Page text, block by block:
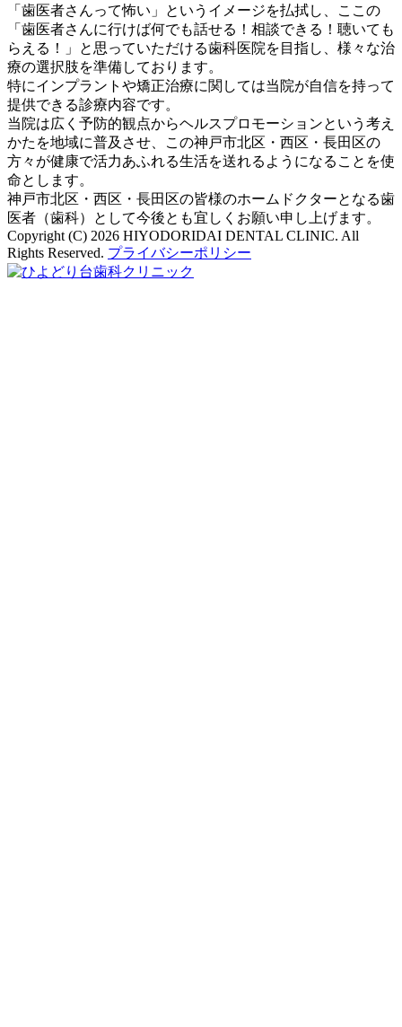
「歯医者さんって怖い」というイメージを払拭し、ここの
「歯医者さんに行けば何でも話せる！相談できる！聴いても
らえる！」と思っていただける歯科医院を目指し、様々な治
療の選択肢を準備しております。
特にインプラントや矯正治療に関しては当院が自信を持って
提供できる診療内容です。
当院は広く予防的観点からヘルスプロモーションという考え
かたを地域に普及させ、この神戸市北区・西区・長田区の
方々が健康で活力あふれる生活を送れるようになることを使
命とします。
神戸市北区・西区・長田区の皆様のホームドクターとなる歯
医者（歯科）として今後とも宜しくお願い申し上げます。
Copyright (C) 2026 HIYODORIDAI DENTAL CLINIC. All
Rights Reserved. プライバシーポリシー